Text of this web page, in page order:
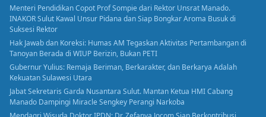
Menteri Pendidikan Copot Prof Sompie dari Rektor Unsrat Manado.
INAKOR Sulut Kawal Unsur Pidana dan Siap Bongkar Aroma Busuk di
Suksesi Rektor
Hak Jawab dan Koreksi: Humas AM Tegaskan Aktivitas Pertambangan di
Tanoyan Berada di WIUP Berizin, Bukan PETI
Gubernur Yulius: Remaja Beriman, Berkarakter, dan Berkarya Adalah
Kekuatan Sulawesi Utara
Jabat Sekretaris Garda Nusantara Sulut. Mantan Ketua HMI Cabang
Manado Dampingi Miracle Sengkey Perangi Narkoba